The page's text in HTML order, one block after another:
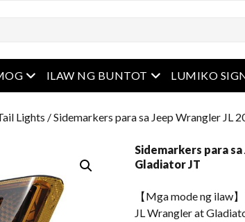
Buksan ang menu
ILAW NG BUNTOT Buksan ang menu
LUMIKO
Lights / Sidemarkers para sa Jeep Wrangler JL
Sidemarkers para
Gladiator JT
【Mga mode ng ilaw
JL Wrangler at